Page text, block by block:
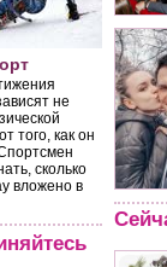
не
того, как он
сколько
вложено в